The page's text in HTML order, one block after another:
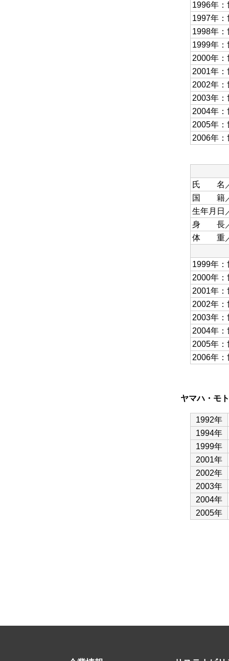
1996年
1997年
1998年
1999年
2000年
2001年
2002年
2003年
2004年
2005年
2006年
氏 名／
国 籍／
生年月日
身 長／
体 重
1999年
2000年
2001年
2002年
2003年
2004年
2005年
2006年
ヤマハ・モ
1992年
1994年
1999年
2001年
2002年
2003年
2004年
2005年